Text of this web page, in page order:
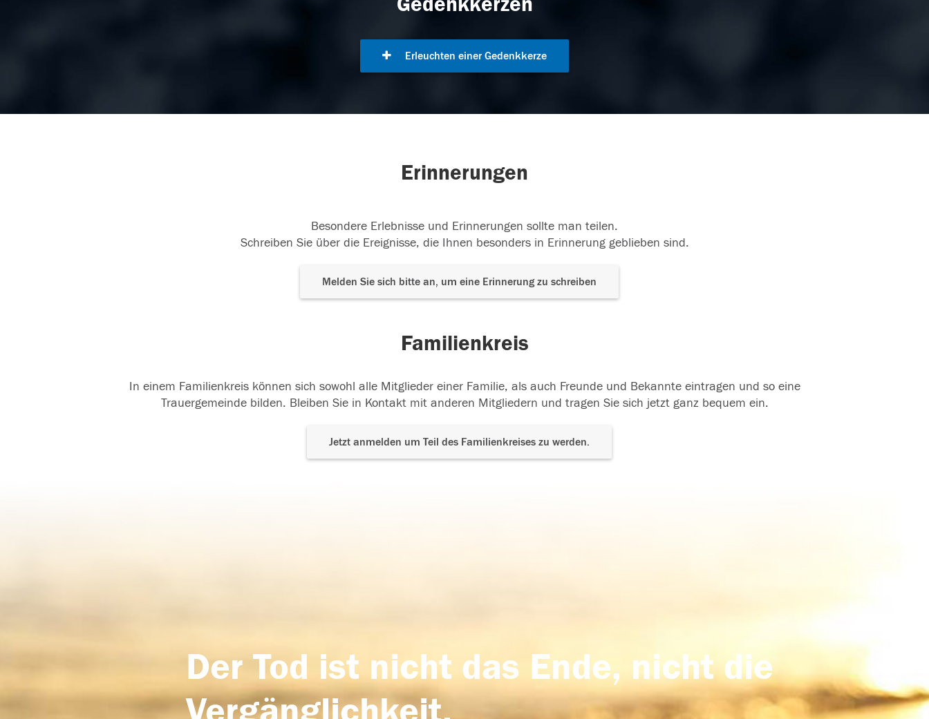
Erleuchten einer Gedenkkerze
Erinnerungen
Besondere Erlebnisse und Erinnerungen sollte man teilen.
Schreiben Sie über die Ereignisse, die Ihnen besonders in Erinnerung geblieben sind.
Melden Sie sich bitte an, um eine Erinnerung zu schreiben
Familienkreis
In einem Familienkreis können sich sowohl alle Mitglieder einer Familie, als auch Freunde und Bekannte eintragen und so eine
Trauergemeinde bilden. Bleiben Sie in Kontakt mit anderen Mitgliedern und tragen Sie sich jetzt ganz bequem ein.
Jetzt anmelden um Teil des Familienkreises zu werden.
Der Tod ist nicht das Ende, nicht die